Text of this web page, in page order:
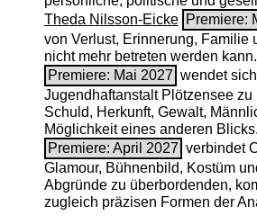
Theda Nilsson-Eicke Premiere:
von Verlust, Erinnerung, Familie
nicht mehr betreten werden kann.
Premiere: Mai 2027 wendet
Jugendhaftanstalt Plötzensee zu
Schuld, Herkunft, Gewalt,
Möglichkeit eines anderen Blicks.
Premiere: April 2027 verbindet
Glamour, Bühnenbild, Kostüm
Abgründe zu überbordenden,
zugleich präzisen Formen der